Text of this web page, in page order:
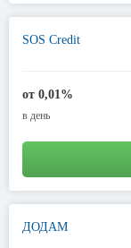
SOS Credit
от 0,01%
в день
ДОДАМ